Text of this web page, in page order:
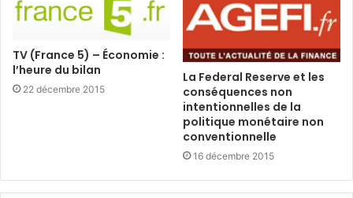
TV (France 5) – Économie :
l’heure du bilan
22 décembre 2015
La Federal Reserve et les
conséquences non
intentionnelles de la
politique monétaire non
conventionnelle
16 décembre 2015